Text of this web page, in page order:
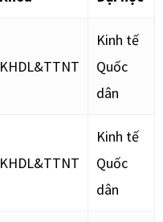
KHDL&TTNT
Kinh tế
Quốc
dân
KHDL&TTNT
Kinh tế
Quốc
dân